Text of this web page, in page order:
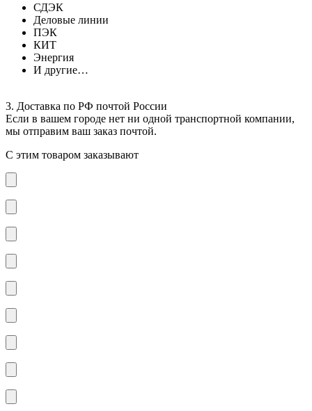
СДЭК
Деловые линии
ПЭК
КИТ
Энергия
И другие…
3. Доставка по РФ почтой России
Если в вашем городе нет ни одной транспортной компании,
мы отправим ваш заказ почтой.
С этим товаром заказывают